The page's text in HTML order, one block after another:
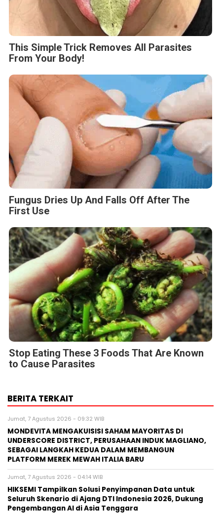
This Simple Trick Removes All Parasites
From Your Body!
Fungus Dries Up And Falls Off After The
First Use
Stop Eating These 3 Foods That Are Known
to Cause Parasites
BERITA TERKAIT
Jumat, 7 Agustus 2026 - 09:32 WIB
MONDEVITA MENGAKUISISI SAHAM MAYORITAS DI
UNDERSCORE DISTRICT, PERUSAHAAN INDUK MAGLIANO,
SEBAGAI LANGKAH KEDUA DALAM MEMBANGUN
PLATFORM MEREK MEWAH ITALIA BARU
Jumat, 7 Agustus 2026 - 04:14 WIB
HIKSEMI Tampilkan Solusi Penyimpanan Data untuk
Seluruh Skenario di Ajang DTI Indonesia 2026, Dukung
Pengembangan AI di Asia Tenggara